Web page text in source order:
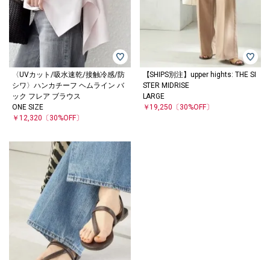
〈UVカット/吸水速乾/接触冷感/防
シワ〉ハンカチーフ ヘムライン バ
ック フレア ブラウス
ONE SIZE
￥12,320 〔30%OFF〕
【SHIPS別注】upper hights: THE SI
STER MIDRISE
LARGE
￥19,250 〔30%OFF〕